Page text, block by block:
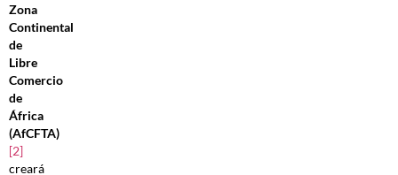
Zona
Continental
de
Libre
Comercio
de
África
(AfCFTA)
[2]
creará